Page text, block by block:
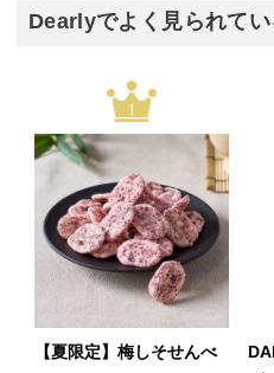
Dearlyでよく見られて
1
【夏限定】梅しそせんべ